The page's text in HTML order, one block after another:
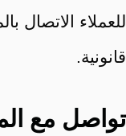
للعملاء الاتصال
قانونية.
تواصل مع